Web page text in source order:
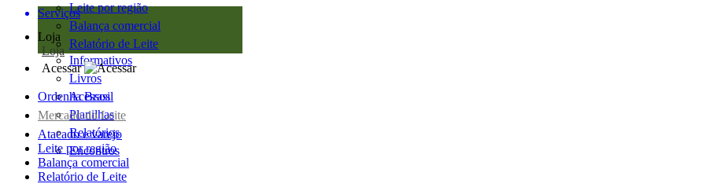
Leite por região
Balança comercial
Relatório de Leite
Serviços
Loja
Loja
Informativos
Livros
Acessos
Planilhas
Relatórios
Encontros
Acessar
Ordenha Brasil
Mercado do Leite
Atacado e varejo
Leite por região
Balança comercial
Relatório de Leite